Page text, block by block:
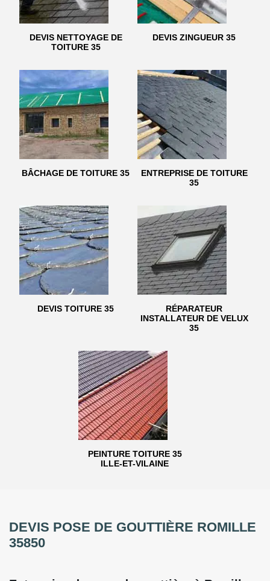
DEVIS NETTOYAGE DE
TOITURE 35
DEVIS ZINGUEUR 35
BÂCHAGE DE TOITURE 35
ENTREPRISE DE TOITURE
35
DEVIS TOITURE 35
RÉPARATEUR
INSTALLATEUR DE VELUX
35
PEINTURE TOITURE 35
ILLE-ET-VILAINE
DEVIS POSE DE GOUTTIÈRE ROMILLE
35850